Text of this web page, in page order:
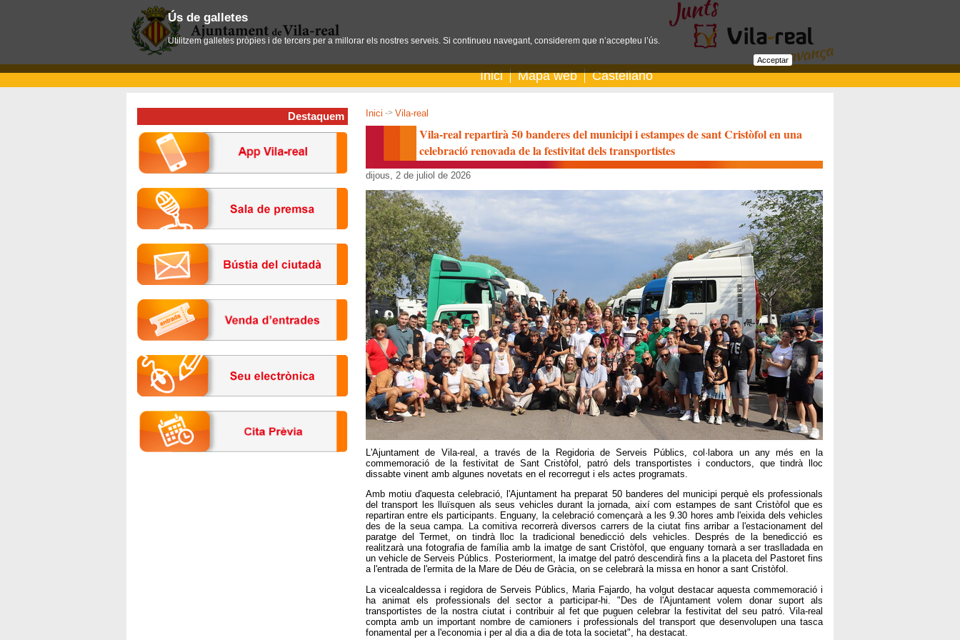
Inici Mapa web Castellano
Inici -> Vila-real
Vila-real repartirà 50 banderes del municipi i estampes de sant Cristòfol en una
celebració renovada de la festivitat dels transportistes
dijous, 2 de juliol de 2026
L'Ajuntament de Vila-real, a través de la Regidoria de Serveis Públics, col·labora un any més en la
commemoració de la festivitat de Sant Cristòfol, patró dels transportistes i conductors, que tindrà lloc
dissabte vinent amb algunes novetats en el recorregut i els actes programats.
Amb motiu d'aquesta celebració, l'Ajuntament ha preparat 50 banderes del municipi perquè els professionals
del transport les lluïsquen als seus vehicles durant la jornada, així com estampes de sant Cristòfol que es
repartiran entre els participants. Enguany, la celebració començarà a les 9.30 hores amb l'eixida dels vehicles
des de la seua campa. La comitiva recorrerà diversos carrers de la ciutat fins arribar a l'estacionament del
paratge del Termet, on tindrà lloc la tradicional benedicció dels vehicles. Després de la benedicció es
realitzarà una fotografia de família amb la imatge de sant Cristòfol, que enguany tornarà a ser traslladada en
un vehicle de Serveis Públics. Posteriorment, la imatge del patró descendirà fins a la placeta del Pastoret fins
a l'entrada de l'ermita de la Mare de Déu de Gràcia, on se celebrarà la missa en honor a sant Cristòfol.
La vicealcaldessa i regidora de Serveis Públics, Maria Fajardo, ha volgut destacar aquesta commemoració i
ha animat els professionals del sector a participar-hi. "Des de l'Ajuntament volem donar suport als
transportistes de la nostra ciutat i contribuir al fet que puguen celebrar la festivitat del seu patró. Vila-real
compta amb un important nombre de camioners i professionals del transport que desenvolupen una tasca
fonamental per a l'economia i per al dia a dia de tota la societat", ha destacat.
Destaquem
Ús de galletes
Utilitzem galletes pròpies i de tercers per a millorar els nostres serveis. Si continueu navegant, considerem que n’accepteu l’ús.
Acceptar